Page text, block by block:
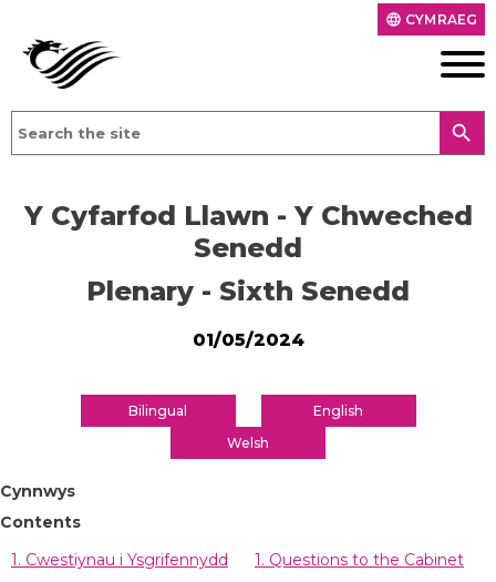
language CYMRAEG
search
Y Cyfarfod Llawn - Y Chweched
Senedd
Plenary - Sixth Senedd
01/05/2024
Bilingual
English
Welsh
Cynnwys
Contents
1. Cwestiynau i Ysgrifennydd
1. Questions to the Cabinet